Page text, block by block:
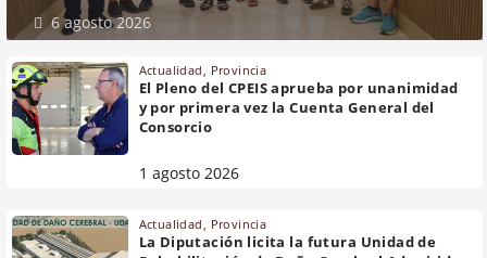
6 agosto 2026
Actualidad Provincia
El Pleno del CPEIS aprueba por unanimidad
y por primera vez la Cuenta General del
Consorcio
1 agosto 2026
Actualidad Provincia
La Diputación licita la futura Unidad de